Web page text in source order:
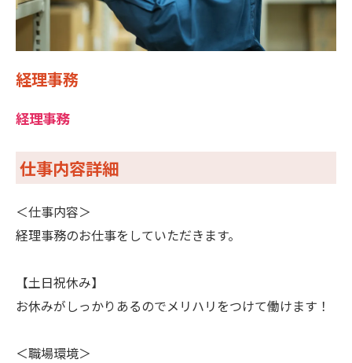
経理事務
経理事務
仕事内容詳細
＜仕事内容＞
経理事務のお仕事をしていただきます。
【土日祝休み】
お休みがしっかりあるのでメリハリをつけて働けます！
＜職場環境＞